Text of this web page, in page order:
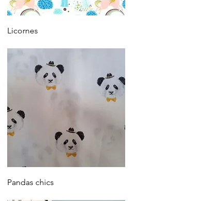
Licornes
Vista rápida
Pandas chics